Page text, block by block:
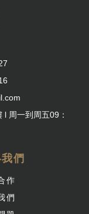
周一到周五09：
們
作
們